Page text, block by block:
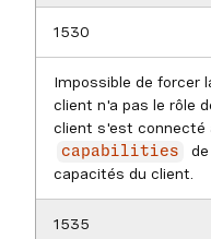
1530
Impossible de forcer
client n'a pas le rôle
client s'est connecté
capabilities
capacités du client.
1535